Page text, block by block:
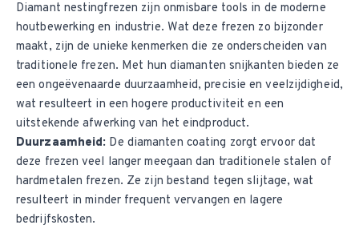
Diamant nestingfrezen zijn onmisbare tools in de moderne
houtbewerking en industrie. Wat deze frezen zo bijzonder
maakt, zijn de unieke kenmerken die ze onderscheiden van
traditionele frezen. Met hun diamanten snijkanten bieden ze
een ongeëvenaarde duurzaamheid, precisie en veelzijdigheid,
wat resulteert in een hogere productiviteit en een
uitstekende afwerking van het eindproduct.
Duurzaamheid: De diamanten coating zorgt ervoor dat
deze frezen veel langer meegaan dan traditionele stalen of
hardmetalen frezen. Ze zijn bestand tegen slijtage, wat
resulteert in minder frequent vervangen en lagere
bedrijfskosten.